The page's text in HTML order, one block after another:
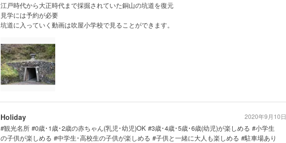
江戸時代から大正時代まで採掘されていた銅山の坑道を復元
見学には予約が必要
坑道に入っていく動画は吹屋小学校で見ることができます。
Holiday
#観光名所 #0歳･1歳･2歳の赤ちゃん(乳児･幼児)OK #3歳･4歳･5歳･6歳(幼児)が楽しめる #小学生
の子供が楽しめる #中学生･高校生の子供が楽しめる #子供と一緒に大人も楽しめる #駐車場あり
2020年9月10日